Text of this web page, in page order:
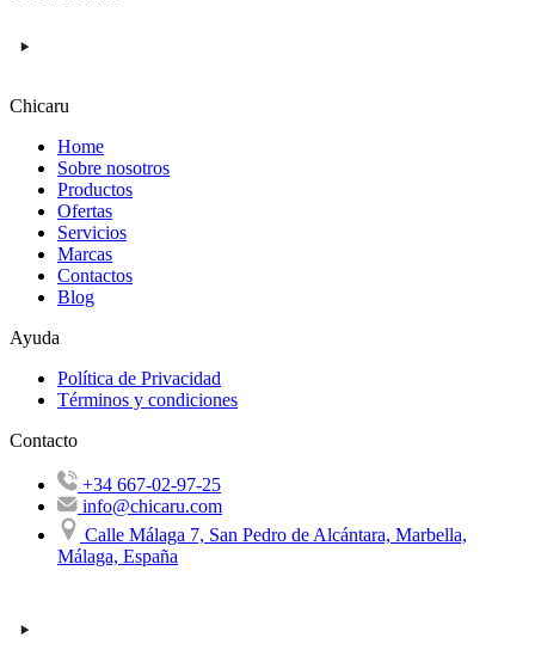
Chicaru
Home
Sobre nosotros
Productos
Ofertas
Servicios
Marcas
Contactos
Blog
Ayuda
Política de Privacidad
Términos y condiciones
Contacto
+34 667-02-97-25
info@chicaru.com
Calle Málaga 7, San Pedro de Alcántara, Marbella,
Málaga, España